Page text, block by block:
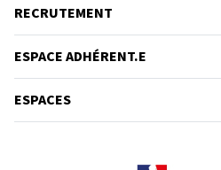
RECRUTEMENT
ESPACE ADHÉRENT.E
ESPACES